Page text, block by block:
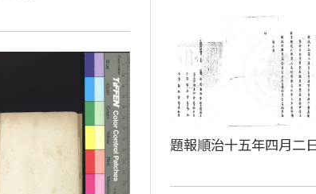
題報順治十五年四月二